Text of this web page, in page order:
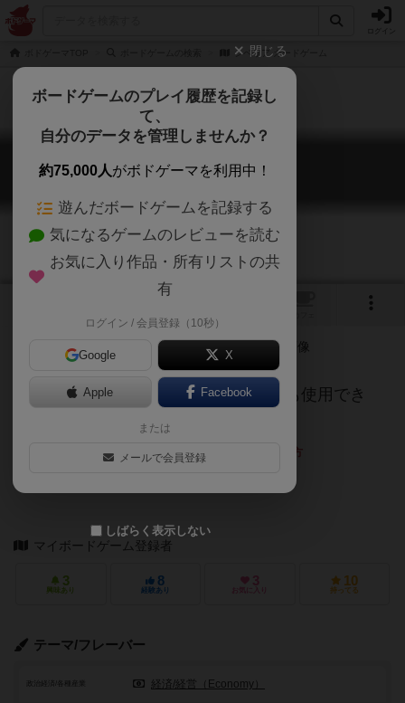
シベリア カードゲーム
シベリア カードゲーム
Siberia: The Card Game
シベリア(ボードゲーム)の拡張としても使用でき
上記文章の執筆にご協力くださった方
マイボードゲーム登録者
3
興味あり
8
経験あり
3
お気に入り
10
持ってる
テーマ/フレーバー
政治経済/各種産業 経済/経営（Economy）
閉じる
ボードゲームのプレイ履歴を記録し
て、
自分のデータを管理しませんか？
約75,000人がボドゲーマを利用中！
遊んだボードゲームを記録する
気になるゲームのレビューを読む
お気に入り作品・所有リストの共
有
ログイン / 会員登録（10秒）
Google X
Apple Facebook
または
メールで会員登録
しばらく表示しない